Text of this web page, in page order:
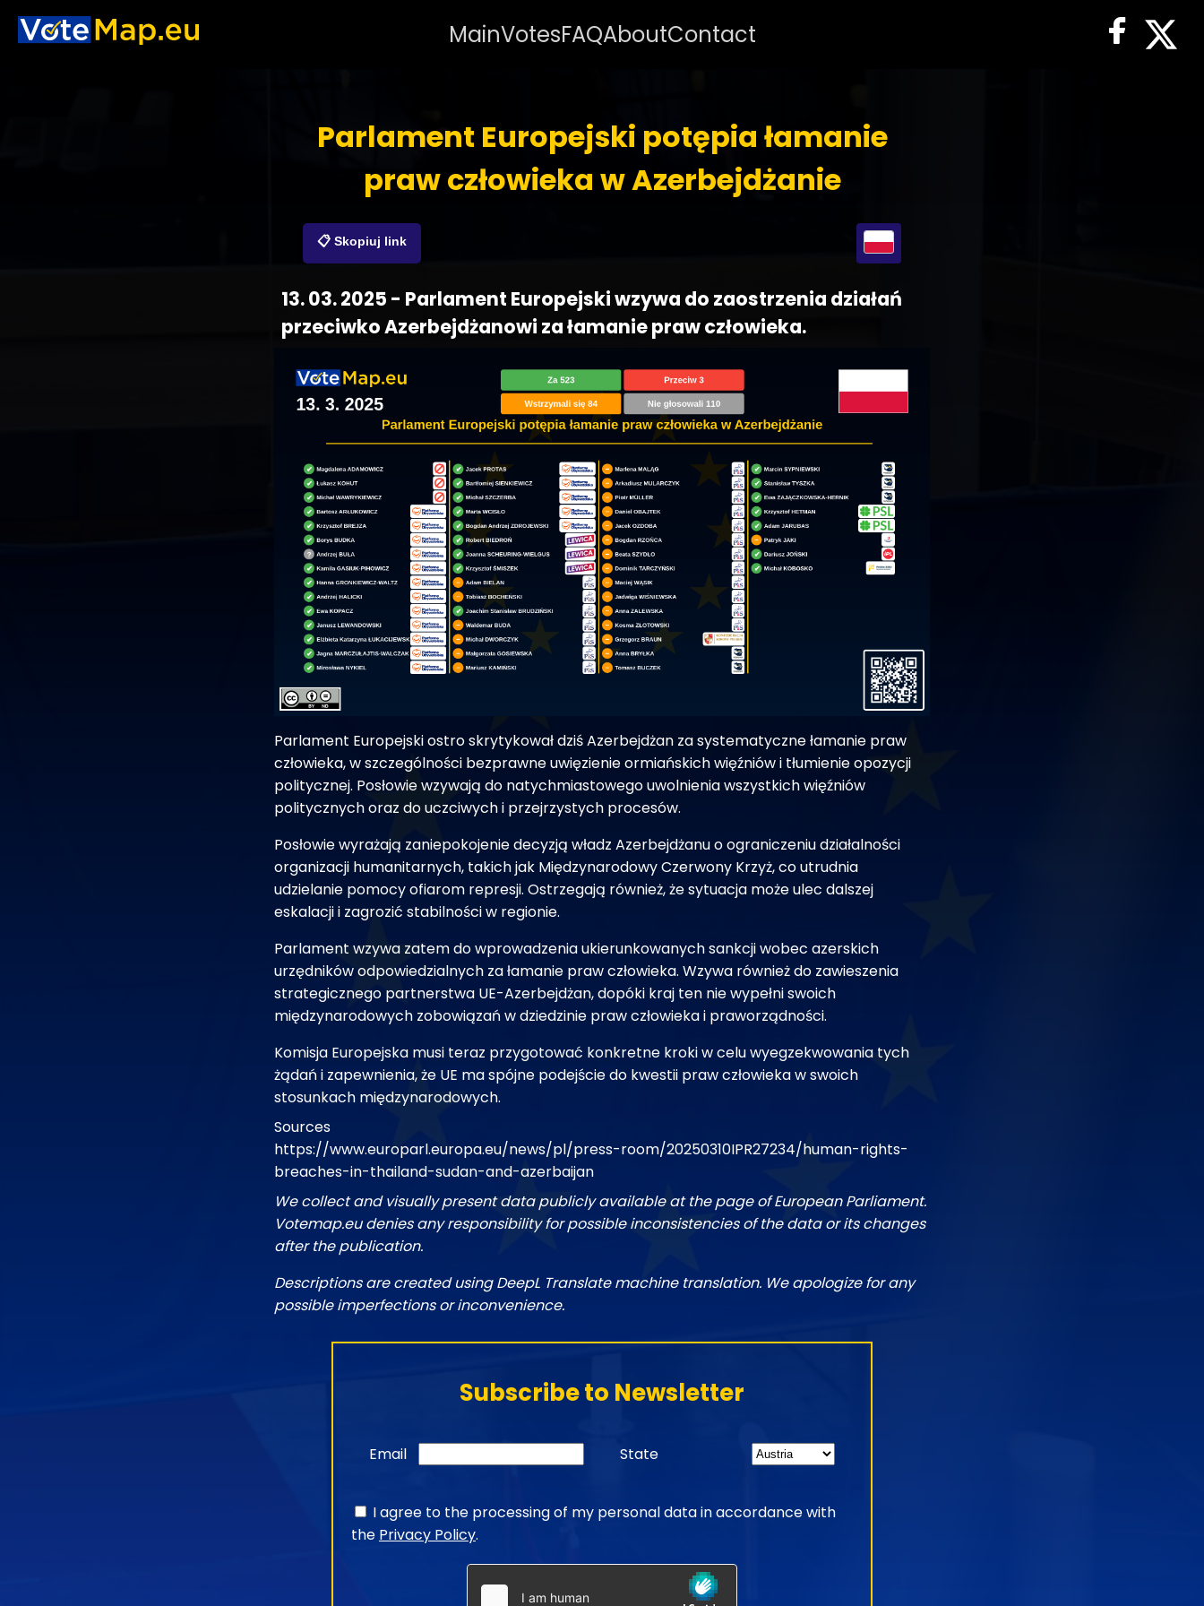
MainVotesFAQAboutContact
Parlament Europejski potępia łamanie
praw człowieka w Azerbejdżanie
📋 Skopiuj link
13. 03. 2025 - Parlament Europejski wzywa do zaostrzenia działań
przeciwko Azerbejdżanowi za łamanie praw człowieka.
Parlament Europejski ostro skrytykował dziś Azerbejdżan za systematyczne łamanie praw
człowieka, w szczególności bezprawne uwięzienie ormiańskich więźniów i tłumienie opozycji
politycznej. Posłowie wzywają do natychmiastowego uwolnienia wszystkich więźniów
politycznych oraz do uczciwych i przejrzystych procesów.
Posłowie wyrażają zaniepokojenie decyzją władz Azerbejdżanu o ograniczeniu działalności
organizacji humanitarnych, takich jak Międzynarodowy Czerwony Krzyż, co utrudnia
udzielanie pomocy ofiarom represji. Ostrzegają również, że sytuacja może ulec dalszej
eskalacji i zagrozić stabilności w regionie.
Parlament wzywa zatem do wprowadzenia ukierunkowanych sankcji wobec azerskich
urzędników odpowiedzialnych za łamanie praw człowieka. Wzywa również do zawieszenia
strategicznego partnerstwa UE-Azerbejdżan, dopóki kraj ten nie wypełni swoich
międzynarodowych zobowiązań w dziedzinie praw człowieka i praworządności.
Komisja Europejska musi teraz przygotować konkretne kroki w celu wyegzekwowania tych
żądań i zapewnienia, że UE ma spójne podejście do kwestii praw człowieka w swoich
stosunkach międzynarodowych.
Sources
https://www.europarl.europa.eu/news/pl/press-room/20250310IPR27234/human-rights-
breaches-in-thailand-sudan-and-azerbaijan
We collect and visually present data publicly available at the page of European Parliament.
Votemap.eu denies any responsibility for possible inconsistencies of the data or its changes
after the publication.
Descriptions are created using DeepL Translate machine translation. We apologize for any
possible imperfections or inconvenience.
Subscribe to Newsletter
Email State
I agree to the processing of my personal data in accordance with
the Privacy Policy.